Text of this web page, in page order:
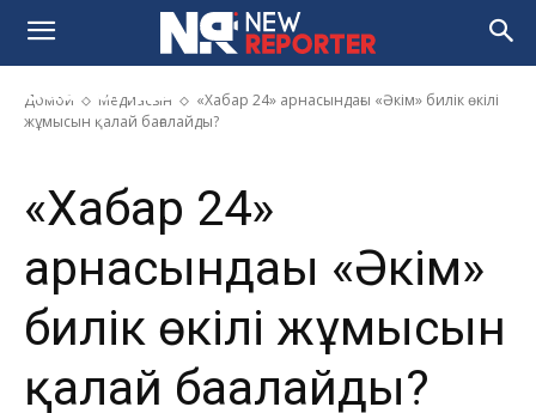
Домой Медиасын
«Хабар 24» арнасындағы «Әкім» билік өкілі
жұмысын қалай бағалайды?
«Хабар 24» арнасындағы «Әкім»
билік өкілі жұмысын қалай
бағалайды?
«Хабар 24»
арнасындағы «Әкім»
билік өкілі жұмысын
қалай бағалайды?